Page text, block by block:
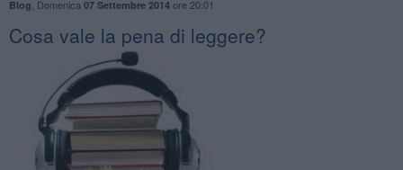
Blog Domenica 07 Settembre 2014ore 20:01
​Cosa vale la pena di leggere?